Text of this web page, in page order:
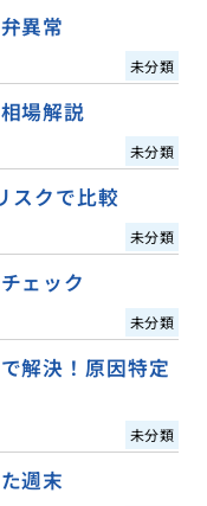
異常
未分類
場解説
未分類
スクで比較
未分類
ェック
未分類
解決！原因特定
未分類
週末